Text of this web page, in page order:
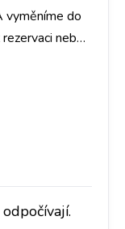
vyměníme do
nebo
máme